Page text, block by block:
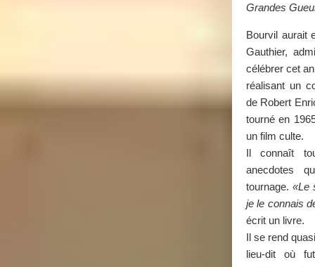
Grandes
Bourvil aurait
Gauthier,
célébrer cet
réalisant un
de Robert
tourné en
un film culte.
Il connaît
anecdotes
tournage. «Le
je le connais
écrit un livre.
Il se rend
lieu-dit où